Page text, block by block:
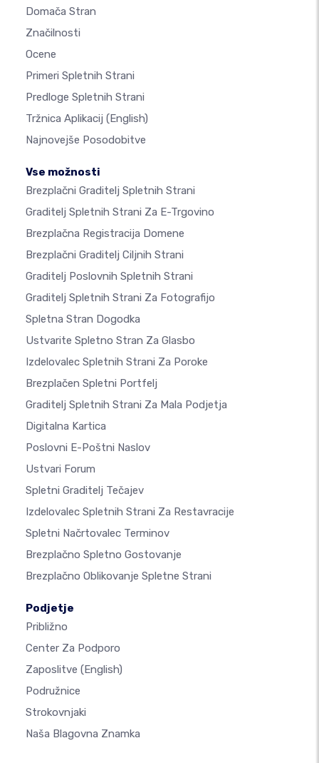
Domača Stran
Značilnosti
Ocene
Primeri Spletnih Strani
Predloge Spletnih Strani
Tržnica Aplikacij (English)
Najnovejše Posodobitve
Vse možnosti
Brezplačni Graditelj Spletnih Strani
Graditelj Spletnih Strani Za E-Trgovino
Brezplačna Registracija Domene
Brezplačni Graditelj Ciljnih Strani
Graditelj Poslovnih Spletnih Strani
Graditelj Spletnih Strani Za Fotografijo
Spletna Stran Dogodka
Ustvarite Spletno Stran Za Glasbo
Izdelovalec Spletnih Strani Za Poroke
Brezplačen Spletni Portfelj
Graditelj Spletnih Strani Za Mala Podjetja
Digitalna Kartica
Poslovni E-Poštni Naslov
Ustvari Forum
Spletni Graditelj Tečajev
Izdelovalec Spletnih Strani Za Restavracije
Spletni Načrtovalec Terminov
Brezplačno Spletno Gostovanje
Brezplačno Oblikovanje Spletne Strani
Podjetje
Približno
Center Za Podporo
Zaposlitve (English)
Podružnice
Strokovnjaki
Naša Blagovna Znamka